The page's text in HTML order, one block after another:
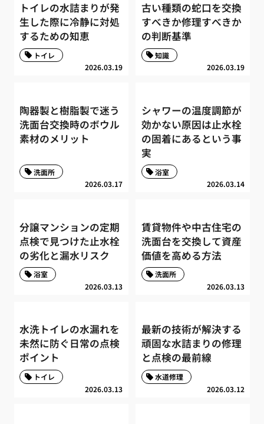
トイレの水詰まりが発
生した際に冷静に対処
するための知恵
2026.03.19
トイレ
古い種類の蛇口を交換
すべきか修理すべきか
の判断基準
2026.03.19
知識
陶器製と樹脂製で迷う
洗面台交換時のボウル
素材のメリット
2026.03.17
洗面所
シャワーの温度調節が
効かない原因は止水栓
の固着にあるという事
実
2026.03.14
浴室
分譲マンションの定期
点検で見つけた止水栓
の劣化と漏水リスク
2026.03.13
浴室
賃貸物件や中古住宅の
洗面台を交換して資産
価値を高める方法
2026.03.13
洗面所
水洗トイレの水漏れを
未然に防ぐ日常の点検
ポイント
2026.03.13
トイレ
最新の技術が解決する
頑固な水詰まりの修理
と点検の最前線
2026.03.12
水道修理